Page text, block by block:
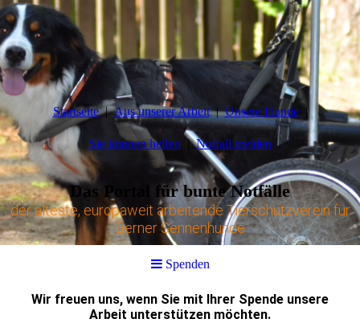
Startseite Aus unserer Arbeit Unsere Hunde
Sie können helfen Notfall melden
Das Portal für bunte Notfälle
der älteste, europaweit arbeitende Tierschutzverein für
Berner Sennenhunde
Spenden
Wir freuen uns, wenn Sie mit Ihrer Spende unsere
Arbeit unterstützen möchten.